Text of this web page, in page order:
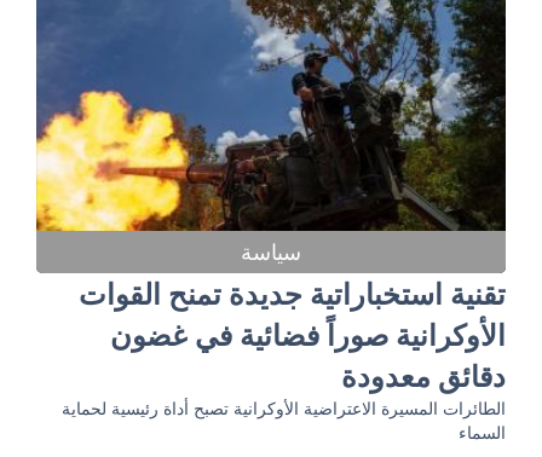
سياسة
تقنية استخباراتية جديدة تمنح القوات
الأوكرانية صوراً فضائية في غضون
دقائق معدودة
الطائرات المسيرة الاعتراضية الأوكرانية تصبح أداة رئيسية لحماية
السماء